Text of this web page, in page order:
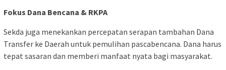
Fokus Dana Bencana & RKPA
Sekda juga menekankan percepatan serapan tambahan Dana
Transfer ke Daerah untuk pemulihan pascabencana. Dana harus
tepat sasaran dan memberi manfaat nyata bagi masyarakat.